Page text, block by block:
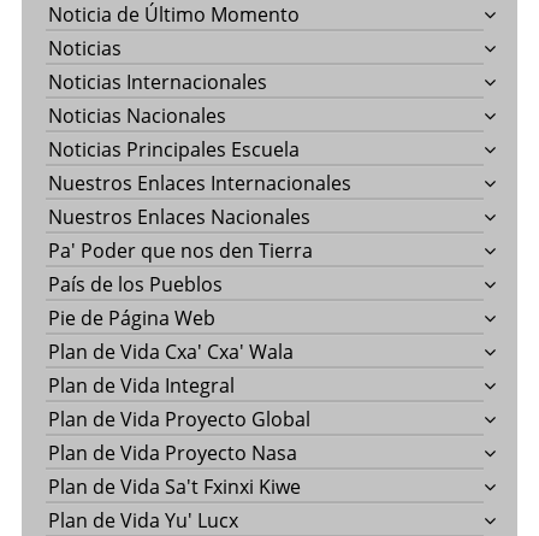
Noticia de Último Momento
Noticias
Noticias Internacionales
Noticias Nacionales
Noticias Principales Escuela
Nuestros Enlaces Internacionales
Nuestros Enlaces Nacionales
Pa' Poder que nos den Tierra
País de los Pueblos
Pie de Página Web
Plan de Vida Cxa' Cxa' Wala
Plan de Vida Integral
Plan de Vida Proyecto Global
Plan de Vida Proyecto Nasa
Plan de Vida Sa't Fxinxi Kiwe
Plan de Vida Yu' Lucx